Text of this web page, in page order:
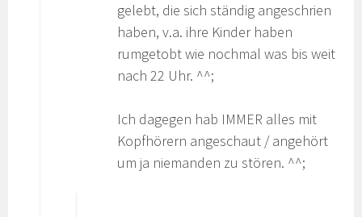
gelebt, die sich ständig angeschrien
haben, v.a. ihre Kinder haben
rumgetobt wie nochmal was bis weit
nach 22 Uhr. ^^;
Ich dagegen hab IMMER alles mit
Kopfhörern angeschaut / angehört
um ja niemanden zu stören. ^^;